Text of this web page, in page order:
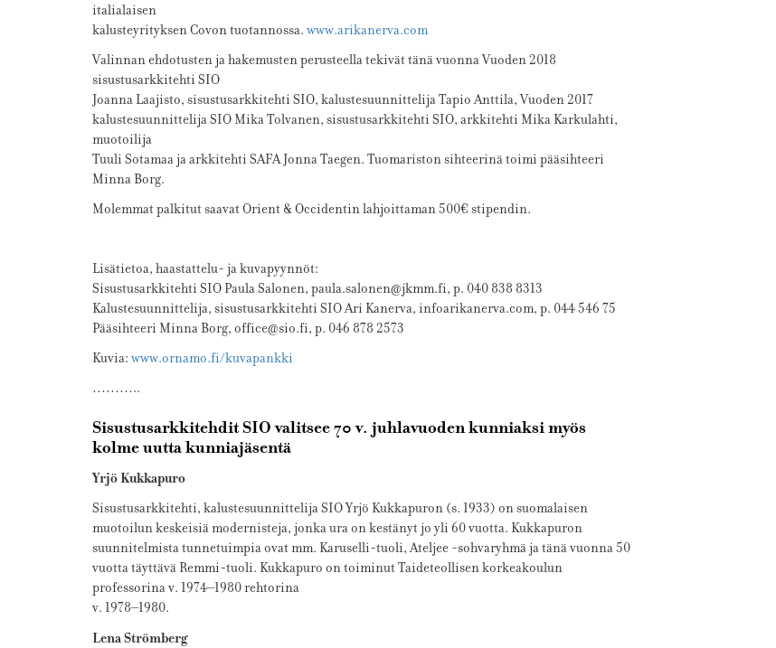
italialaisen
kalusteyrityksen Covon tuotannossa. www.arikanerva.com
Valinnan ehdotusten ja hakemusten perusteella tekivät tänä vuonna Vuoden 2018
sisustusarkkitehti SIO
Joanna Laajisto, sisustusarkkitehti SIO, kalustesuunnittelija Tapio Anttila, Vuoden 2017
kalustesuunnittelija SIO Mika Tolvanen, sisustusarkkitehti SIO, arkkitehti Mika Karkulahti,
muotoilija
Tuuli Sotamaa ja arkkitehti SAFA Jonna Taegen. Tuomariston sihteerinä toimi pääsihteeri
Minna Borg.
Molemmat palkitut saavat Orient & Occidentin lahjoittaman 500€ stipendin.
Lisätietoa, haastattelu- ja kuvapyynnöt:
Sisustusarkkitehti SIO Paula Salonen, paula.salonen@jkmm.fi, p. 040 838 8313
Kalustesuunnittelija, sisustusarkkitehti SIO Ari Kanerva, infoarikanerva.com, p. 044 546 75
Pääsihteeri Minna Borg, office@sio.fi, p. 046 878 2573
Kuvia: www.ornamo.fi/kuvapankki
………..
Sisustusarkkitehdit SIO valitsee 70 v. juhlavuoden kunniaksi myös
kolme uutta kunniajäsentä
Yrjö Kukkapuro
Sisustusarkkitehti, kalustesuunnittelija SIO Yrjö Kukkapuron (s. 1933) on suomalaisen
muotoilun keskeisiä modernisteja, jonka ura on kestänyt jo yli 60 vuotta. Kukkapuron
suunnitelmista tunnetuimpia ovat mm. Karuselli-tuoli, Ateljee -sohvaryhmä ja tänä vuonna 50
vuotta täyttävä Remmi-tuoli. Kukkapuro on toiminut Taideteollisen korkeakoulun
professorina v. 1974­–1980 rehtorina
v. 1978–1980.
Lena Strömberg